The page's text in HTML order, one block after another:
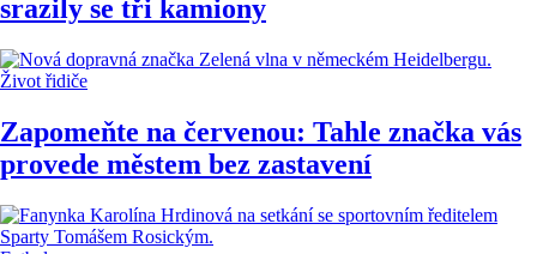
srazily se tři kamiony
Život řidiče
Zapomeňte na červenou: Tahle značka vás
provede městem bez zastavení